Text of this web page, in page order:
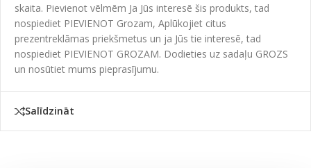
skaita. Pievienot vēlmēm Ja Jūs interesē šis produkts, tad
nospiediet PIEVIENOT Grozam, Aplūkojiet citus
prezentreklāmas priekšmetus un ja Jūs tie interesē, tad
nospiediet PIEVIENOT GROZAM. Dodieties uz sadaļu GROZS
un nosūtiet mums pieprasījumu.
Salīdzināt